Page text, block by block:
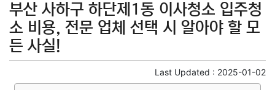
부산 사하구 하단제1동 이사청소 입주청
소 비용, 전문 업체 선택 시 알아야 할 모
든 사실!
Last Updated : 2025-01-02